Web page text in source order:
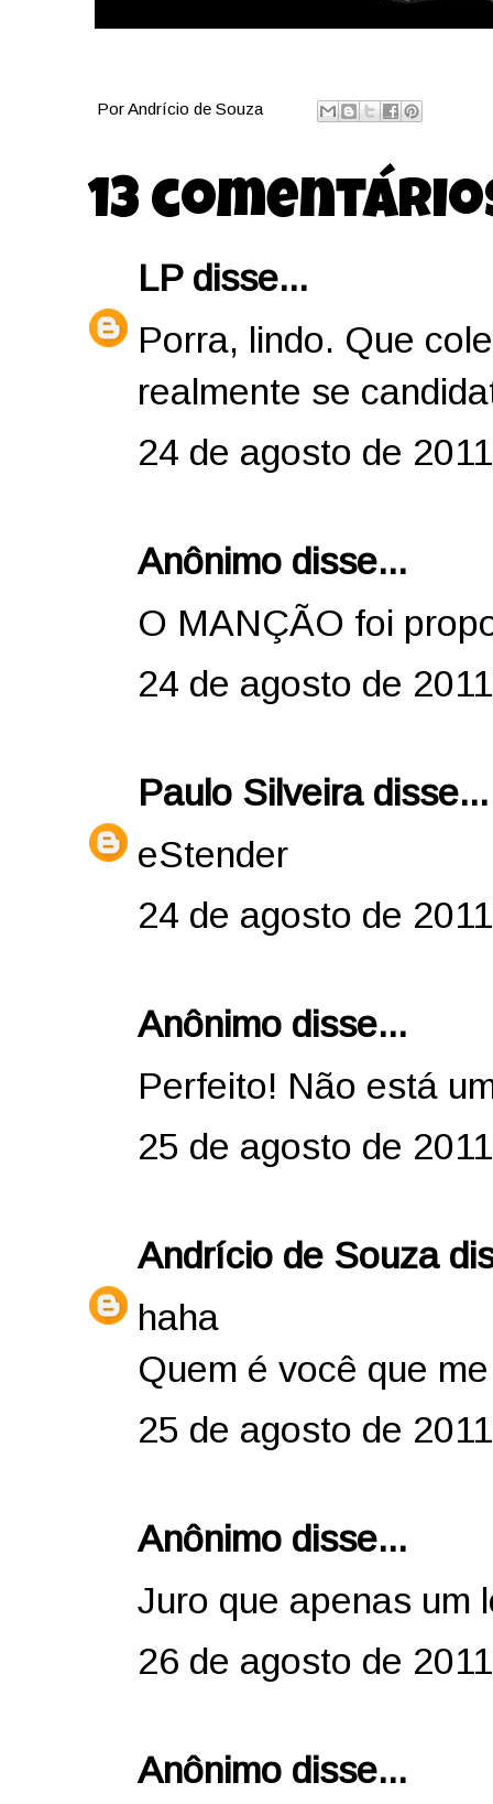
PorAndrício de Souza
13
LPdisse...
Porra, lindo. Que
realmente se
24 de agosto de
Anônimo disse...
O MANÇÃO foi
24 de agosto de
Paulo Silveiradisse...
eStender
24 de agosto de
Anônimo disse...
Perfeito! Não está
25 de agosto de
Andrício de Souza
haha
Quem é você que
25 de agosto de
Anônimo disse...
Juro que apenas um
26 de agosto de
Anônimo disse...